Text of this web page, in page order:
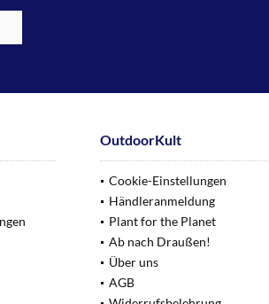
OutdoorKult
Cookie-Einstellungen
Händleranmeldung
Plant for the Planet
Ab nach Draußen!
Über uns
AGB